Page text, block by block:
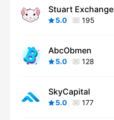
Stuart Exchange
5.0 195
AbcObmen
5.0 128
SkyCapital
5.0 177